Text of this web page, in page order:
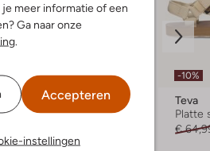
je meer informatie of een
Ga naar onze
Accepteren
instellingen
-10%
Teva
Platte sandalen
-10%
Teva
Platte
€